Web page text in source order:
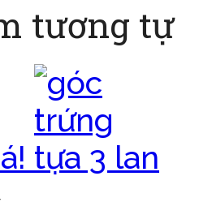
tương tự